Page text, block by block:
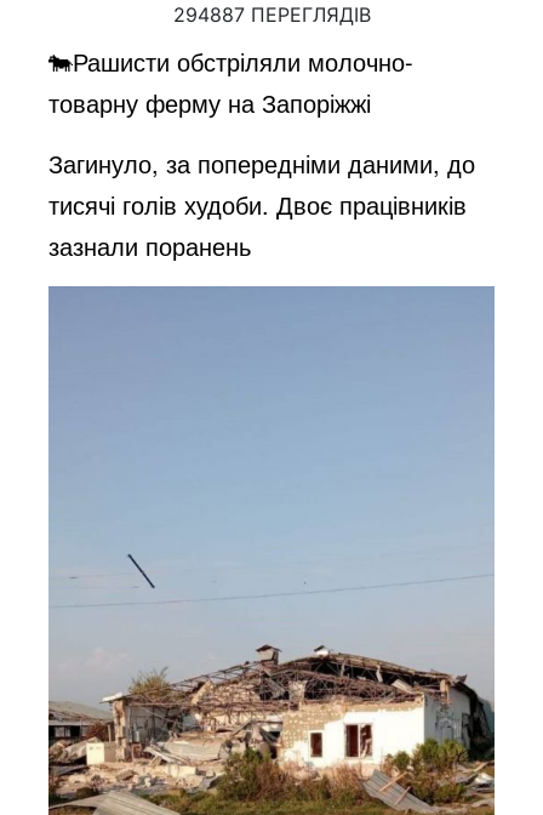
294887 ПЕРЕГЛЯДІВ
🐄Рашисти обстріляли молочно-
товарну ферму на Запоріжжі
Загинуло, за попередніми даними, до
тисячі голів худоби. Двоє працівників
зазнали поранень